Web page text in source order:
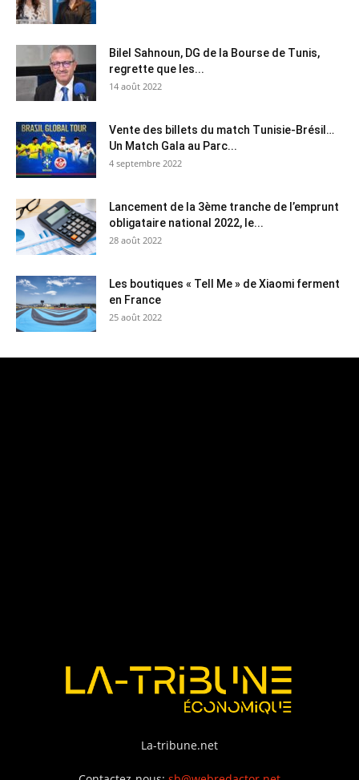
Bilel Sahnoun, DG de la Bourse de Tunis,
regrette que les...
14 août 2022
Vente des billets du match Tunisie-Brésil…
Un Match Gala au Parc...
4 septembre 2022
Lancement de la 3ème tranche de l’emprunt
obligataire national 2022, le...
28 août 2022
Les boutiques « Tell Me » de Xiaomi ferment
en France
25 août 2022
La-tribune.net